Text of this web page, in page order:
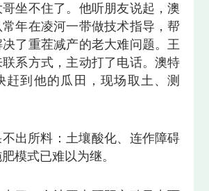
坐不住了。他听朋友说起，澳
年在凌河一带做技术指导，帮
了重茬减产的老大难问题。王
系方式，主动打了电话。澳特
赶到他的瓜田，现场取土、测
出所料：土壤酸化、连作障碍
模式已难以为继。